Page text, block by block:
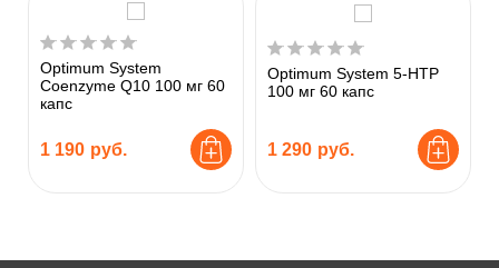
Optimum System
Coenzyme Q10 100 мг 60
капс
1 190 руб.
Optimum System 5-HTP
100 мг 60 капс
1 290 руб.